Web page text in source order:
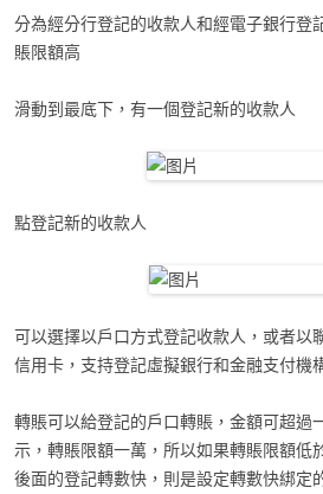
分為經分行登記的收款人和經電子銀行登
賬限額高
滑動到最底下，有一個登記新的收款人
點登記新的收款人
可以選擇以戶口方式登記收款人，或者以
信用卡，支持登記虛擬銀行和金融支付機
轉賬可以給登記的戶口轉賬，金額可超過
示，轉賬限額一萬，所以如果轉賬限額低
後面的登記轉數快，則是設定轉數快綁定